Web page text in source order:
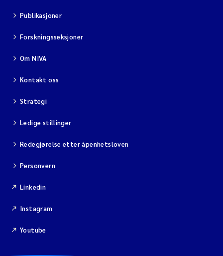
Publikasjoner
Forskningsseksjoner
Om NIVA
Kontakt oss
Strategi
Ledige stillinger
Redegjørelse etter åpenhetsloven
Personvern
Linkedin
Instagram
Youtube